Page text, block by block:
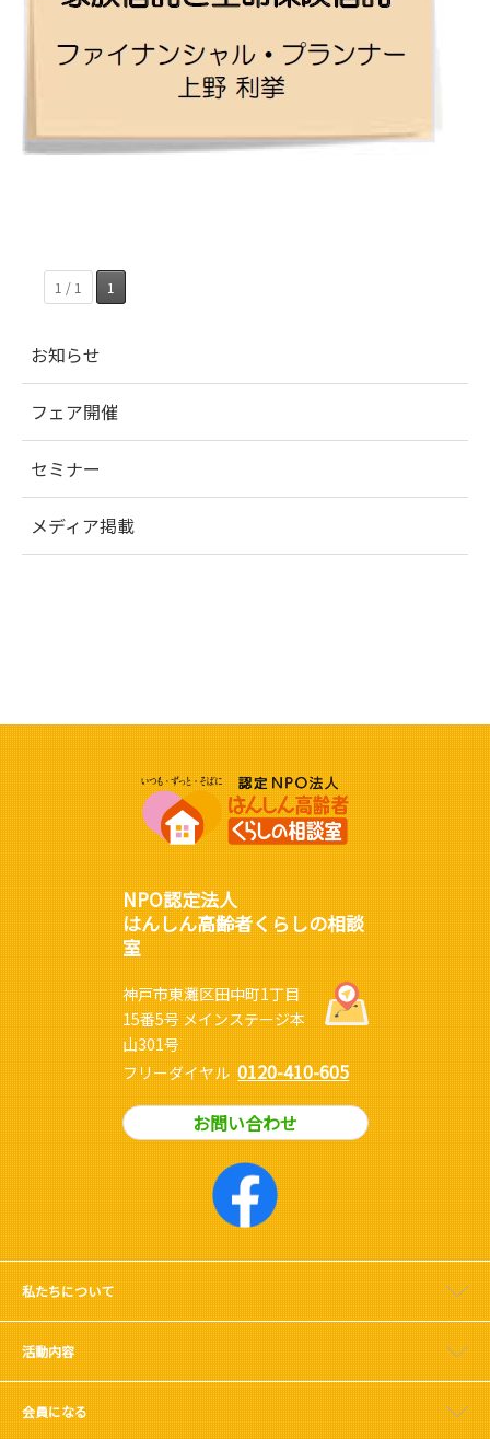
1 / 1 1
お知らせ
フェア開催
セミナー
メディア掲載
NPO認定法人
はんしん高齢者くらしの相談
室
神戸市東灘区田中町1丁目
15番5号 メインステージ本
山301号
フリーダイヤル 0120-410-605
お問い合わせ
私たちについて
活動内容
会員になる